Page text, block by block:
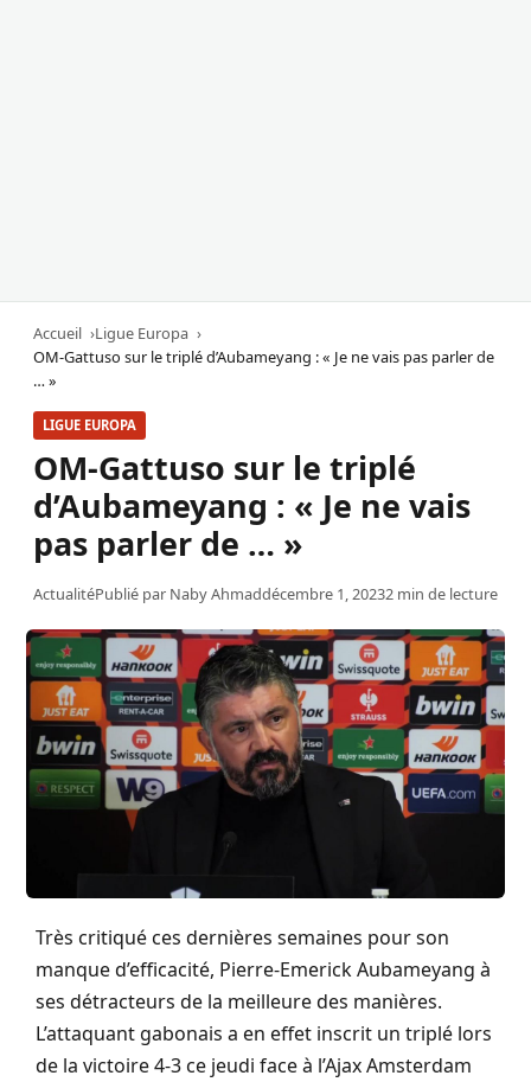
Accueil
Ligue Europa
OM-Gattuso sur le triplé d’Aubameyang : « Je ne vais pas parler de
… »
LIGUE EUROPA
OM-Gattuso sur le triplé
d’Aubameyang : « Je ne vais
pas parler de … »
ActualitéPublié par Naby Ahmaddécembre 1, 20232 min de lecture
Très critiqué ces dernières semaines pour son
manque d’efficacité, Pierre-Emerick Aubameyang à
ses détracteurs de la meilleure des manières.
L’attaquant gabonais a en effet inscrit un triplé lors
de la victoire 4-3 ce jeudi face à l’Ajax Amsterdam